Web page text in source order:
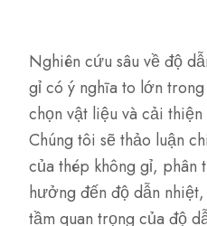
Nghiên cứu sâu về độ
gỉ có ý nghĩa to lớn
chọn vật liệu và cải
Chúng tôi sẽ thảo luận
của thép không gỉ, phân
hưởng đến độ dẫn
tầm quan trọng của độ